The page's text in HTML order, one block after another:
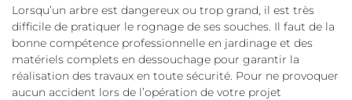
Lorsqu’un arbre est dangereux ou trop grand, il est très
difficile de pratiquer le rognage de ses souches. Il faut de la
bonne compétence professionnelle en jardinage et des
matériels complets en dessouchage pour garantir la
réalisation des travaux en toute sécurité. Pour ne provoquer
aucun accident lors de l’opération de votre projet